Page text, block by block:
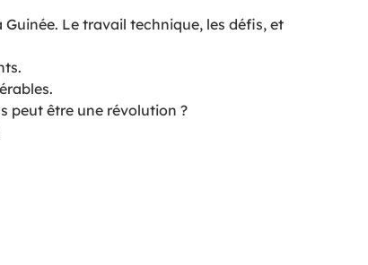
Le travail technique, les défis, et
peut être une révolution ?